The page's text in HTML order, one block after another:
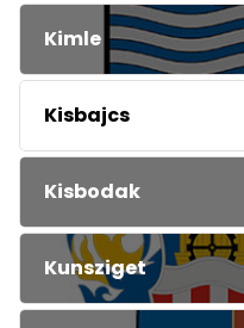
Kimle
Kisbajcs
Kisbodak
Kunsziget